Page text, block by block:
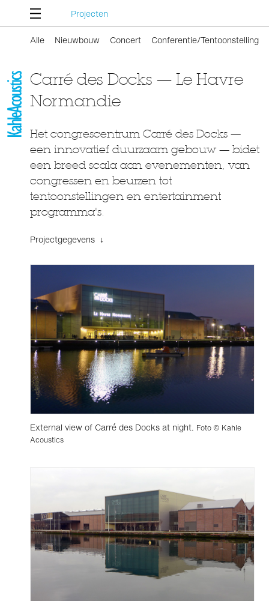
Projecten
Alle Nieuwbouw Concert Conferentie/Tentoonstelling
Carré des Docks — Le Havre
Normandie
Het congrescentrum Carré des Docks —
een innovatief duurzaam gebouw — bidet
een breed scala aan evenementen, van
congressen en beurzen tot
tentoonstellingen en entertainment
programma's.
Projectgegevens ↓
External view of Carré des Docks at night. Foto © Kahle
Acoustics